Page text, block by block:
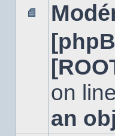
message
lu
on line
an